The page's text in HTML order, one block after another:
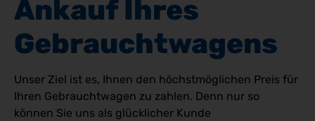
Ankauf Ihres
Gebrauchtwagens
Unser Ziel ist es, Ihnen den höchstmöglichen Preis für
Ihren Gebrauchtwagen zu zahlen. Denn nur so
können Sie uns als glücklicher Kunde